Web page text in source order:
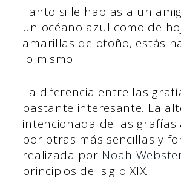
Tanto si le hablas a un
un océano azul como de
amarillas de otoño, estás
lo mismo.
La diferencia entre las
bastante interesante. La
intencionada de las grafías
por otras más sencillas y
realizada por Noah
principios del siglo XIX.